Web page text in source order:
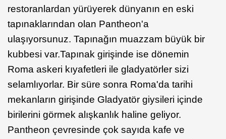
restoranlardan yürüyerek dünyanın en eski
tapınaklarından olan Pantheon'a
ulaşıyorsunuz. Tapınağın muazzam büyük bir
kubbesi var.Tapınak girişinde ise dönemin
Roma askeri kıyafetleri ile gladyatörler sizi
selamlıyorlar. Bir süre sonra Roma'da tarihi
mekanların girişinde Gladyatör giysileri içinde
birilerini görmek alışkanlık haline geliyor.
Pantheon çevresinde çok sayıda kafe ve